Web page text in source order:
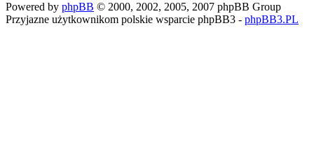
Powered by phpBB © 2000, 2002, 2005, 2007 phpBB Group
Przyjazne użytkownikom polskie wsparcie phpBB3 - phpBB3.PL